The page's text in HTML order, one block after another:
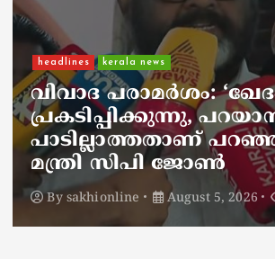
Kerala kerala news
റെയ്ഡ് കഴിഞ്ഞ്
ഉദ്യോഗസ്ഥരെ
സിപിഐഎം
കൂടി ജാമ്യം
By sakhionline August 4, 2026